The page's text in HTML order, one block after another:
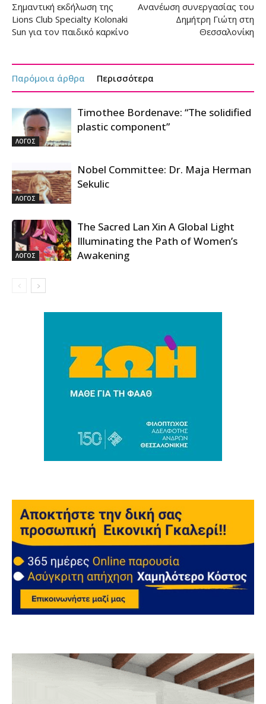
Σημαντική εκδήλωση της
Lions Club Specialty Kolonaki
Sun για τον παιδικό καρκίνο
Ανανέωση συνεργασίας του
Δημήτρη Γιώτη στη
Θεσσαλονίκη
Παρόμοια άρθρα Περισσότερα
ΛΟΓΟΣ
Timothee Bordenave: “The solidified
plastic component”
ΛΟΓΟΣ
Nobel Committee: Dr. Maja Herman
Sekulic
ΛΟΓΟΣ
The Sacred Lan Xin A Global Light
Illuminating the Path of Women’s
Awakening